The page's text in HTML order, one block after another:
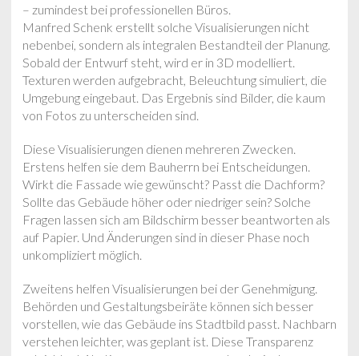
– zumindest bei professionellen Büros.
Manfred Schenk erstellt solche Visualisierungen nicht
nebenbei, sondern als integralen Bestandteil der Planung.
Sobald der Entwurf steht, wird er in 3D modelliert.
Texturen werden aufgebracht, Beleuchtung simuliert, die
Umgebung eingebaut. Das Ergebnis sind Bilder, die kaum
von Fotos zu unterscheiden sind.
Diese Visualisierungen dienen mehreren Zwecken.
Erstens helfen sie dem Bauherrn bei Entscheidungen.
Wirkt die Fassade wie gewünscht? Passt die Dachform?
Sollte das Gebäude höher oder niedriger sein? Solche
Fragen lassen sich am Bildschirm besser beantworten als
auf Papier. Und Änderungen sind in dieser Phase noch
unkompliziert möglich.
Zweitens helfen Visualisierungen bei der Genehmigung.
Behörden und Gestaltungsbeiräte können sich besser
vorstellen, wie das Gebäude ins Stadtbild passt. Nachbarn
verstehen leichter, was geplant ist. Diese Transparenz